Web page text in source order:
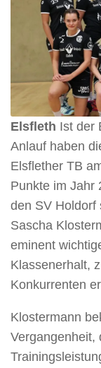
Elsfleth Ist der
Anlauf haben
Elsflether TB
Punkte im Jahr
den SV Holdorf
Sascha
eminent
Klassenerhalt,
Konkurrenten
Klostermann
Vergangenheit,